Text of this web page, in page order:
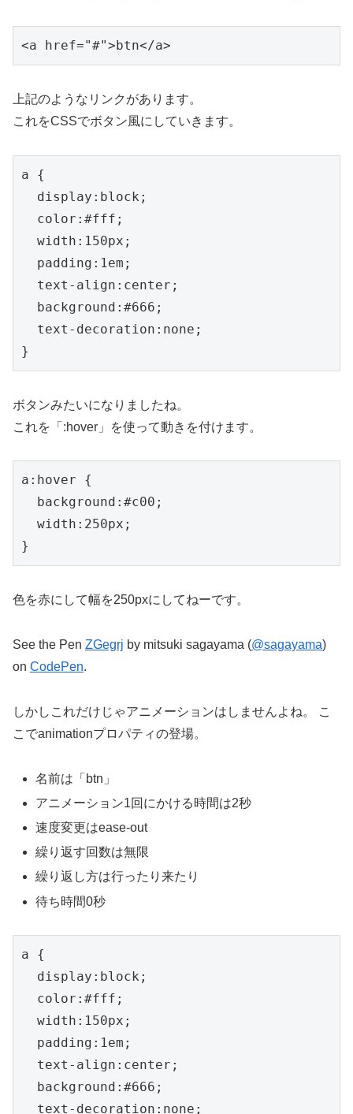
<a href="#">btn</a>
上記のようなリンクがあります。
これをCSSでボタン風にしていきます。
a {
  display:block;
  color:#fff;
  width:150px;
  padding:1em;
  text-align:center;
  background:#666;
  text-decoration:none;
ボタンみたいになりましたね。
これを「:hover」を使って動きを付けます。
a:hover {
  background:#c00;
  width:250px;
}
色を赤にして幅を250pxにしてねーです。
See the Pen ZGegrj by mitsuki sagayama (@sagayama)
on CodePen.
しかしこれだけじゃアニメーションはしませんよね。 こ
こでanimationプロパティの登場。
名前は「btn」
アニメーション1回にかける時間は2秒
速度変更はease-out
繰り返す回数は無限
繰り返し方は行ったり来たり
待ち時間0秒
a {
  display:block;
  color:#fff;
  width:150px;
  padding:1em;
  text-align:center;
  background:#666;
  text-decoration:none;